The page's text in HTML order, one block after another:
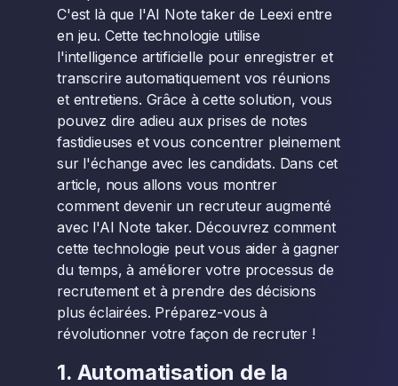
C'est là que l'AI Note taker de Leexi entre
en jeu. Cette technologie utilise
l'intelligence artificielle pour enregistrer et
transcrire automatiquement vos réunions
et entretiens. Grâce à cette solution, vous
pouvez dire adieu aux prises de notes
fastidieuses et vous concentrer pleinement
sur l'échange avec les candidats. Dans cet
article, nous allons vous montrer
comment devenir un recruteur augmenté
avec l'AI Note taker. Découvrez comment
cette technologie peut vous aider à gagner
du temps, à améliorer votre processus de
recrutement et à prendre des décisions
plus éclairées. Préparez-vous à
révolutionner votre façon de recruter !
1. Automatisation de la